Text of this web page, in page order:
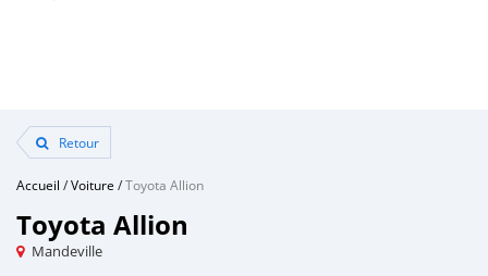
Retour
Accueil /Voiture /Toyota Allion
Toyota Allion
Mandeville